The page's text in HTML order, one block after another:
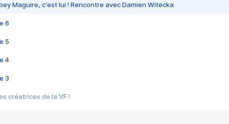
Maguire, c'est lui ! Rencontre avec Damien Witecka
6
5
4
3
créatrices de la VF !